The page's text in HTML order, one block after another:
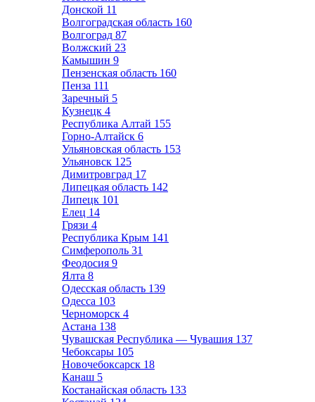
Донской 11
Волгоградская область 160
Волгоград 87
Волжский 23
Камышин 9
Пензенская область 160
Пенза 111
Заречный 5
Кузнецк 4
Республика Алтай 155
Горно-Алтайск 6
Ульяновская область 153
Ульяновск 125
Димитровград 17
Липецкая область 142
Липецк 101
Елец 14
Грязи 4
Республика Крым 141
Симферополь 31
Феодосия 9
Ялта 8
Одесская область 139
Одесса 103
Черноморск 4
Астана 138
Чувашская Республика — Чувашия 137
Чебоксары 105
Новочебоксарск 18
Канаш 5
Костанайская область 133